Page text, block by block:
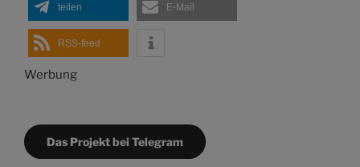
teilen E-Mail
RSS-feed
Werbung
Das Projekt bei Telegram